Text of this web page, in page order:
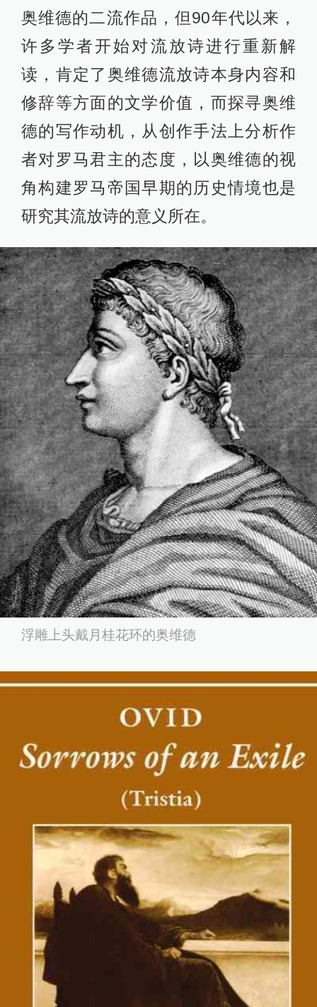
奥维德的二流作品，但90年代以来，
许多学者开始对流放诗进行重新解
读，肯定了奥维德流放诗本身内容和
修辞等方面的文学价值，而探寻奥维
德的写作动机，从创作手法上分析作
者对罗马君主的态度，以奥维德的视
角构建罗马帝国早期的历史情境也是
研究其流放诗的意义所在。
浮雕上头戴月桂花环的奥维德